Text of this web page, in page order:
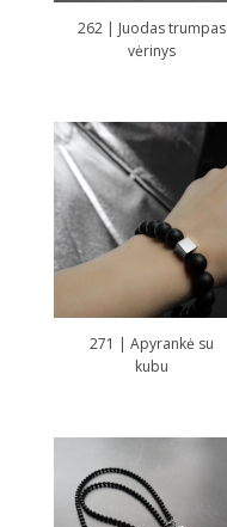
262 | Juodas trumpas
vėrinys
271 | Apyrankė su
kubu